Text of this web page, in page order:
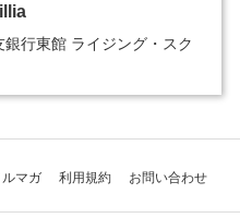
銀行東館 ライジング・スク
ルマガ 利用規約 お問い合わせ